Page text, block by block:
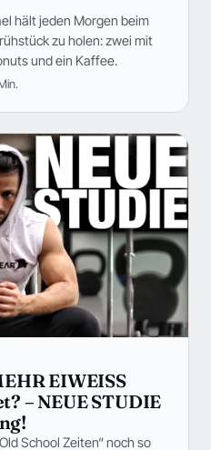
hält jeden Morgen beim
zu holen: zwei mit
und ein Kaffee.
EIWEISS
– NEUE STUDIE
School Zeiten“ noch so